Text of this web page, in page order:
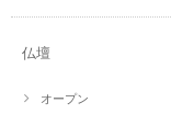
仏壇
オープン